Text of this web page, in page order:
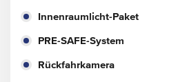
Innenraumlicht-Paket
PRE-SAFE-System
Rückfahrkamera